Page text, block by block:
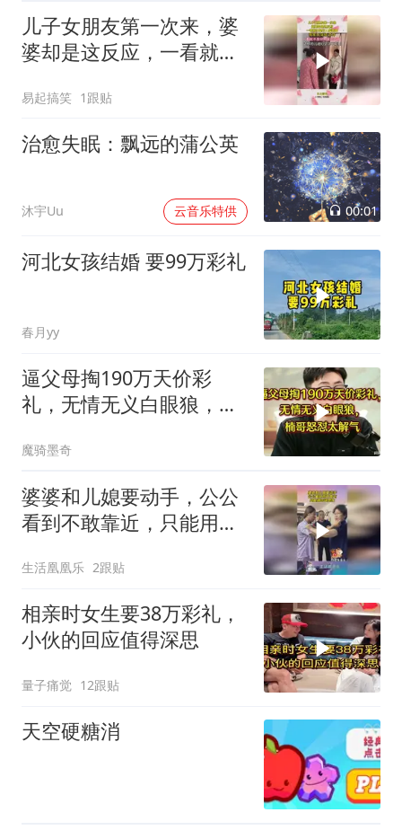
儿子女朋友第一次来，婆
婆却是这反应，一看就不
易起搞笑 1跟贴
治愈失眠：飘远的蒲公英
沐宇Uu 云音乐特供 00:01
河北女孩结婚 要99万彩礼
春月yy
逼父母掏190万天价彩
礼，无情无义白眼狼，楠
魔骑墨奇
婆婆和儿媳要动手，公公
看到不敢靠近，只能用言
生活凰凰乐 2跟贴
相亲时女生要38万彩礼，
小伙的回应值得深思
量子痛觉 12跟贴
天空硬糖消